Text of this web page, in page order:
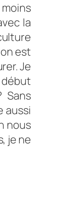
la
est
Je
Sans
aussi
nous
je ne